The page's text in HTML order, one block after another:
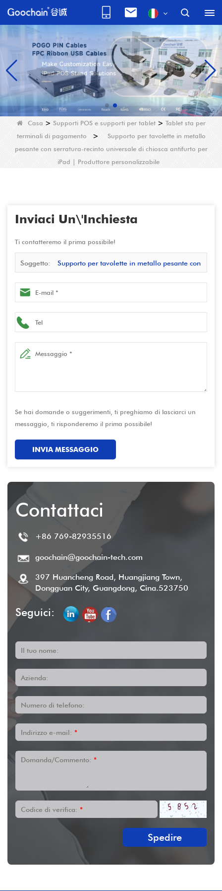
Casa > Supporti POS e supporti per tablet> Tablet sta per
terminali di pagamento >
Supporto per tavolette in metallo
pesante con serratura-recinto universale di chiosca antifurto per
iPad | Produttore personalizzabile
Inviaci Un\'inchiesta
Ti contatteremo il prima possibile!
Soggetto: Supporto per tavolette in metallo pesante con
serratura-recinto universale di chiosca antifurto per iPad |
Produttore personalizzabile
Se hai domande o suggerimenti, ti preghiamo di lasciarci un
messaggio, ti risponderemo il prima possibile!
INVIA MESSAGGIO
Contattaci
+86 769-82935516
goochain@goochain-tech.com
397 Huancheng Road, Huangjiang Town,
Dongguan City, Guangdong, Cina.523750
Seguici:
Il tuo nome:
Azienda:
Numero di telefono:
Indirizzo e-mail: *
Domanda/Commento: *
Codice di verifica: *
Spedire